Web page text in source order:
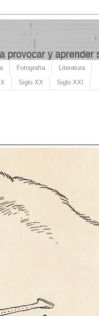
Fotografía Literatura
Siglo XX Siglo XXI